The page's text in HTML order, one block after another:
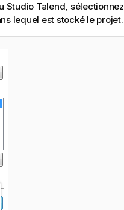
Studio Talend, sélectionnez
lequel est stocké le projet.